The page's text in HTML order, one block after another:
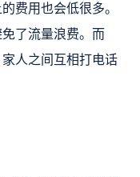
费用也会低很多。
了流量浪费。而
人之间互相打电话